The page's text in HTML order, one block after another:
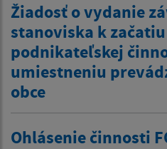
Žiadosť o vydanie
stanoviska k začatiu
podnikateľskej
umiestneniu
obce
Ohlásenie činnosti